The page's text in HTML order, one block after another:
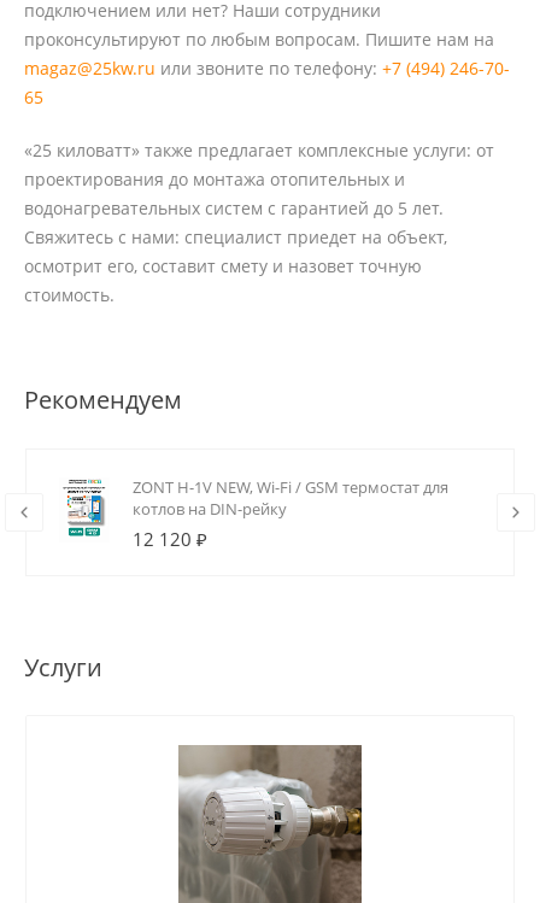
подключением или нет? Наши сотрудники
проконсультируют по любым вопросам. Пишите нам на
magaz@25kw.ru или звоните по телефону: +7 (494) 246-70-
65
«25 киловатт» также предлагает комплексные услуги: от
проектирования до монтажа отопительных и
водонагревательных систем с гарантией до 5 лет.
Свяжитесь с нами: специалист приедет на объект,
осмотрит его, составит смету и назовет точную
стоимость.
Рекомендуем
ZONT H-1V NEW, Wi-Fi / GSM термостат для
котлов на DIN-рейку
12 120 ₽
Услуги